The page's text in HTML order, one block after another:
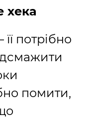
хека
потрібно
помити,